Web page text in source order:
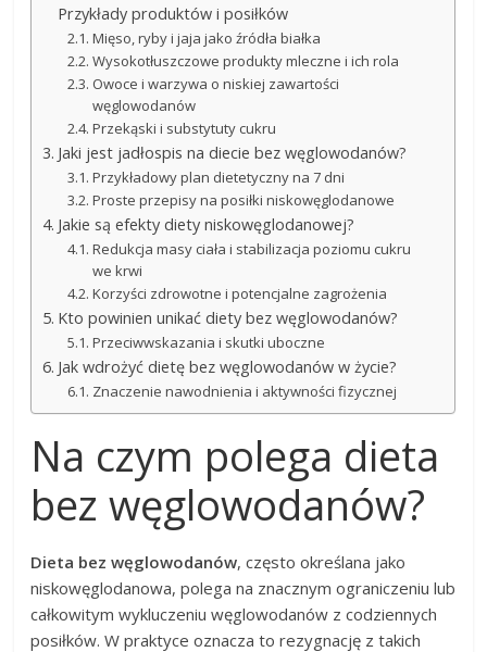
Przykłady produktów i posiłków
Mięso, ryby i jaja jako źródła białka
Wysokotłuszczowe produkty mleczne i ich rola
Owoce i warzywa o niskiej zawartości
węglowodanów
Przekąski i substytuty cukru
Jaki jest jadłospis na diecie bez węglowodanów?
Przykładowy plan dietetyczny na 7 dni
Proste przepisy na posiłki niskowęglodanowe
Jakie są efekty diety niskowęglodanowej?
Redukcja masy ciała i stabilizacja poziomu cukru
we krwi
Korzyści zdrowotne i potencjalne zagrożenia
Kto powinien unikać diety bez węglowodanów?
Przeciwwskazania i skutki uboczne
Jak wdrożyć dietę bez węglowodanów w życie?
Znaczenie nawodnienia i aktywności fizycznej
Na czym polega dieta
bez węglowodanów?
Dieta bez węglowodanów, często określana jako
niskowęglodanowa, polega na znacznym ograniczeniu lub
całkowitym wykluczeniu węglowodanów z codziennych
posiłków. W praktyce oznacza to rezygnację z takich